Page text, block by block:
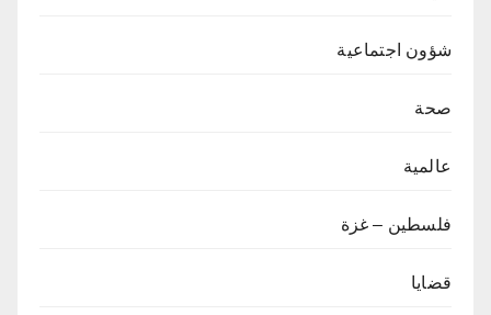
شؤون اجتماعية
صحة
عالمية
فلسطين – غزة
قضايا